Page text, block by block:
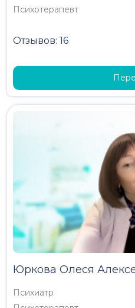
Психотерапевт
Отзывов: 16
Юркова Олеся
Психиатр